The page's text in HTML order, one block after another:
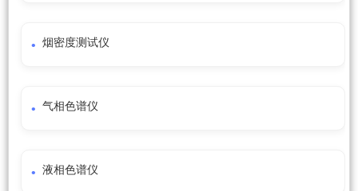
烟密度测试仪
气相色谱仪
液相色谱仪